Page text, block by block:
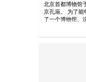
北京首都博物馆
京孔庙。 为了能
了一个博物馆。